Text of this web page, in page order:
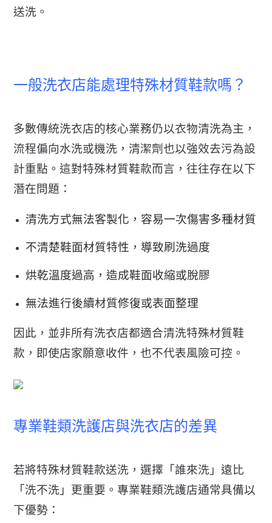
送洗。
一般洗衣店能處理特殊材質鞋款嗎？
多數傳統洗衣店的核心業務仍以衣物清洗為主，
流程偏向水洗或機洗，清潔劑也以強效去污為設
計重點。這對特殊材質鞋款而言，往往存在以下
潛在問題：
清洗方式無法客製化，容易一次傷害多種材質
不清楚鞋面材質特性，導致刷洗過度
烘乾溫度過高，造成鞋面收縮或脫膠
無法進行後續材質修復或表面整理
因此，並非所有洗衣店都適合清洗特殊材質鞋
款， 即使店家願意收件，也不代表風險可控。
專業鞋類洗護店與洗衣店的差異
若將特殊材質鞋款送洗，選擇「誰來洗」遠比
「洗不洗」更重要。專業鞋類洗護店通常具備以
下優勢：